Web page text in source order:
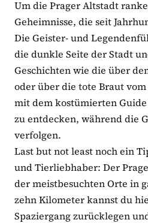
Um die Prager Altstadt
Geheimnisse, die seit
Die Geister- und
die dunkle Seite der Stadt
Geschichten wie die über
oder über die tote Braut
mit dem kostümierten
zu entdecken, während die
verfolgen.
Last but not least noch ein
und Tierliebhaber: Der
der meistbesuchten Orte in
zehn Kilometer kannst du
Spaziergang zurücklegen